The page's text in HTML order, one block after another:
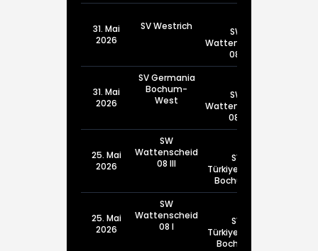
31. Mai
2026
SV Westrich
SW
Wattenscheid
08 I
31. Mai
2026
SV Germania
Bochum-
West
SW
Wattenscheid
08 II
25. Mai
2026
SW
Wattenscheid
08 III
SV
Türkiyemspor
Bochum III
25. Mai
2026
SW
Wattenscheid
08 I
SV
Türkiyemspor
Bochum I